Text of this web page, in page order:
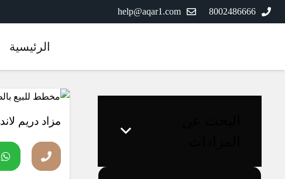
8002486666
help@aqar1.com
الرئيسية
مزاد دريم لاند